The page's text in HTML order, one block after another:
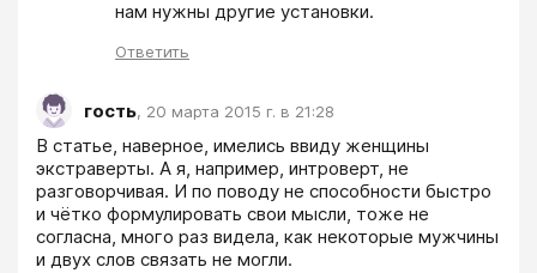
нам нужны другие установки.
Ответить
гость, 20 марта 2015 г. в 21:28
В статье, наверное, имелись ввиду женщины
экстраверты. А я, например, интроверт, не
разговорчивая. И по поводу не способности быстро
и чётко формулировать свои мысли, тоже не
согласна, много раз видела, как некоторые мужчины
и двух слов связать не могли.